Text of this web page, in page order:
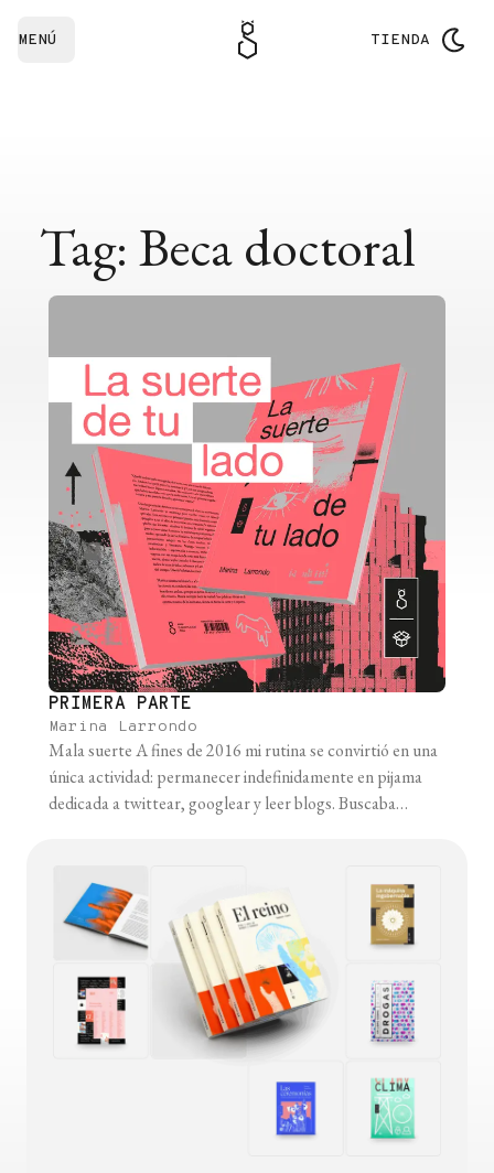
MENÚ TIENDA
Tag: Beca doctoral
PRIMERA PARTE
Marina Larrondo
Mala suerte A fines de 2016 mi rutina se convirtió en una
única actividad: permanecer indefinidamente en pijama
dedicada a twittear, googlear y leer blogs. Buscaba
había cumplido. Ni la que decía que iba a costarme quedar
embarazada, [...]